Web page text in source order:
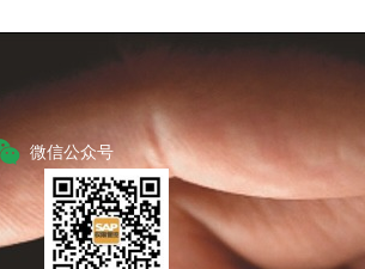
微信公众号